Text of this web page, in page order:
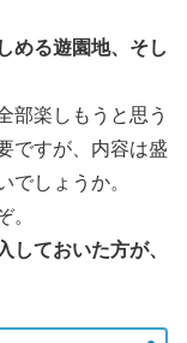
める遊園地、そし
部楽しもうと思う
ですが、内容は盛
でしょうか。
。
しておいた方が、